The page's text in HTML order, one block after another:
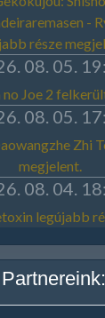
Partnereink: